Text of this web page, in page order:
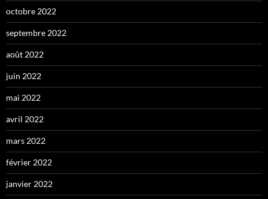
octobre 2022
septembre 2022
août 2022
juin 2022
mai 2022
avril 2022
mars 2022
février 2022
janvier 2022